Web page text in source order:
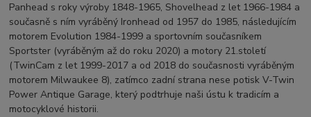
Panhead s roky výroby 1848-1965, Shovelhead z let 1966-1984 a
současně s ním vyráběný Ironhead od 1957 do 1985, následujícím
motorem Evolution 1984-1999 a sportovním současníkem
Sportster (vyráběným až do roku 2020) a motory 21.století
(TwinCam z let 1999-2017 a od 2018 do současnosti vyráběným
motorem Milwaukee 8), zatímco zadní strana nese potisk V-Twin
Power Antique Garage, který podtrhuje naši ústu k tradicím a
motocyklové historii.